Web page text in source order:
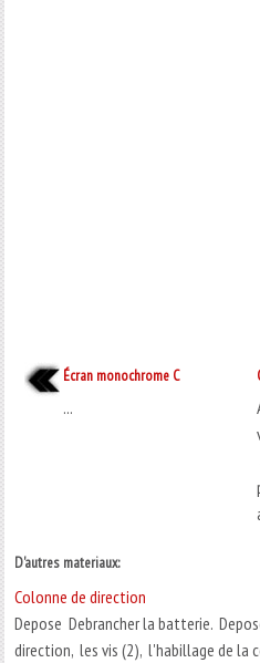
Écran monochrome C
...
D'autres materiaux:
Colonne de direction
Depose Debrancher la batterie.
direction, les vis (2), l'habillage de la